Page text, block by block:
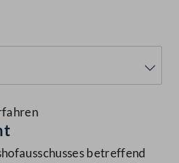
betreffend